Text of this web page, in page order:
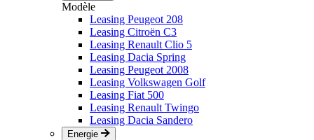
Modèle
Leasing Peugeot 208
Leasing Citroën C3
Leasing Renault Clio 5
Leasing Dacia Spring
Leasing Peugeot 2008
Leasing Volkswagen Golf
Leasing Fiat 500
Leasing Renault Twingo
Leasing Dacia Sandero
Energie